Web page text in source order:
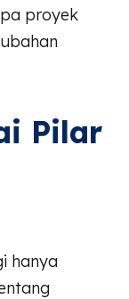
proyek
Pilar
hanya